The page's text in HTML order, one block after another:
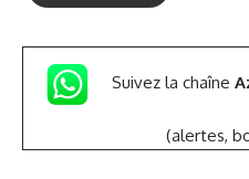
Suivez la chaîne
(alertes,